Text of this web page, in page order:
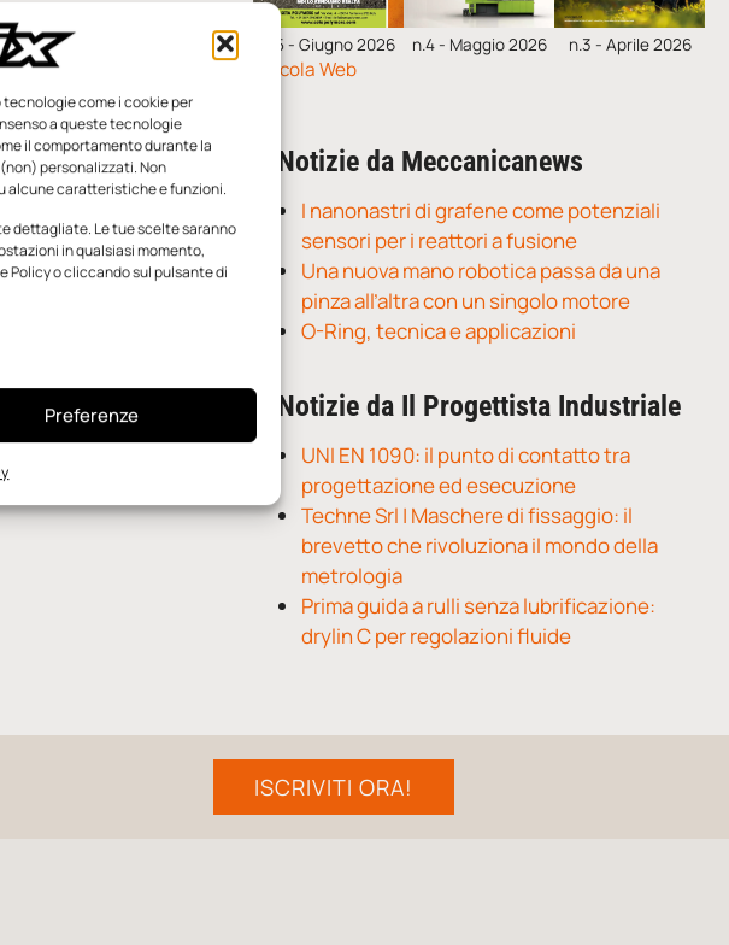
come i cookie per
a queste tecnologie
il comportamento durante la
personalizzati. Non
alcune caratteristiche e funzioni.
dettagliate. Le tue scelte saranno
in qualsiasi momento,
Policy o cliccando sul pulsante di
Preferenze
n.5 - Giugno 2026 n.4 - Maggio 2026 n.3 - Aprile 2026
Edicola Web
Notizie da Meccanicanews
I nanonastri di grafene come potenziali
sensori per i reattori a fusione
Una nuova mano robotica passa da una
pinza all’altra con un singolo motore
O-Ring, tecnica e applicazioni
Notizie da Il Progettista Industriale
UNI EN 1090: il punto di contatto tra
progettazione ed esecuzione
Techne Srl | Maschere di fissaggio: il
brevetto che rivoluziona il mondo della
metrologia
Prima guida a rulli senza lubrificazione:
drylin C per regolazioni fluide
ISCRIVITI ORA!